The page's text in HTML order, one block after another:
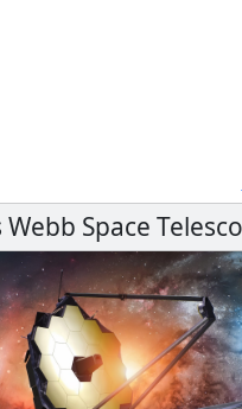
Webb Space